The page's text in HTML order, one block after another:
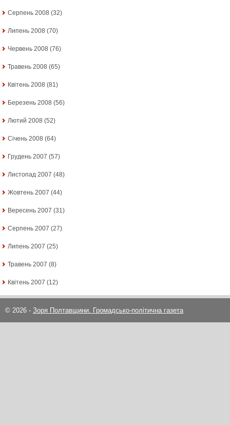
Серпень 2008 (32)
Липень 2008 (70)
Червень 2008 (76)
Травень 2008 (65)
Квітень 2008 (81)
Березень 2008 (56)
Лютий 2008 (52)
Січень 2008 (64)
Грудень 2007 (57)
Листопад 2007 (48)
Жовтень 2007 (44)
Вересень 2007 (31)
Серпень 2007 (27)
Липень 2007 (25)
Травень 2007 (8)
Квітень 2007 (12)
© 2026 - Зоря Полтавщини. Громадсько-політична газета